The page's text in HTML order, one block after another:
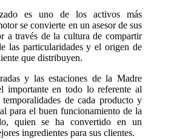
es uno de los activos más
se convierte en un asesor de sus
a través de la cultura de compartir
las particularidades y el origen de
que distribuyen.
y las estaciones de la Madre
importante en todo lo referente al
temporalidades de cada producto y
para el buen funcionamiento de la
quien se ha convertido en un
ingredientes para sus clientes.